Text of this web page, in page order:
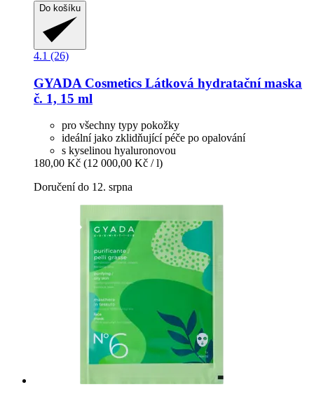
Do košíku
4.1 (26)
GYADA Cosmetics Látková hydratační maska
č. 1, 15 ml
pro všechny typy pokožky
ideální jako zklidňující péče po opalování
s kyselinou hyaluronovou
180,00 Kč (12 000,00 Kč / l)
Doručení do 12. srpna